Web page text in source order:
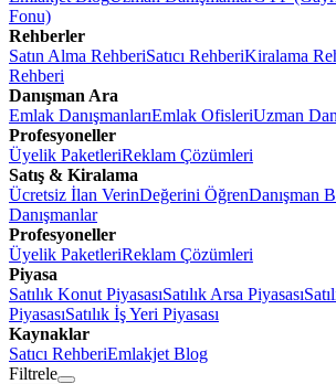
Fonu)
Rehberler
Satın Alma RehberiSatıcı RehberiKiralama
Rehberi
Danışman Ara
Emlak DanışmanlarıEmlak OfisleriUzman
Profesyoneller
Üyelik PaketleriReklam Çözümleri
Satış & Kiralama
Ücretsiz İlan VerinDeğerini ÖğrenDanışman
Danışmanlar
Profesyoneller
Üyelik PaketleriReklam Çözümleri
Piyasa
Satılık Konut PiyasasıSatılık Arsa Piyasası
PiyasasıSatılık İş Yeri Piyasası
Kaynaklar
Satıcı RehberiEmlakjet Blog
Filtrele